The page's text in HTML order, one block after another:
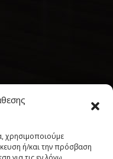
χρησιμοποιούμε
ή/και την πρόσβαση